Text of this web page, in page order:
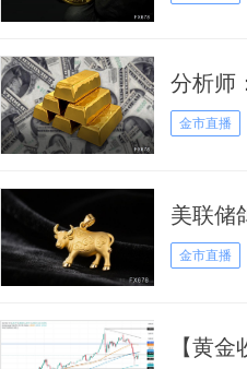
分析师
趋势仍
金市直播
美联储
金市直播
【黄